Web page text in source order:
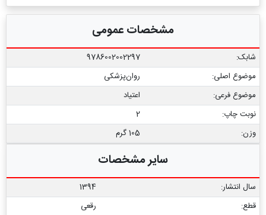
مشخصات عمومی
شابک:
9786002002297
موضوع اصلی:
روان‌پزشکی
موضوع فرعی:
اعتیاد
نوبت چاپ:
2
وزن:
105 گرم
سایر مشخصات
سال انتشار:
1394
قطع:
رقعی